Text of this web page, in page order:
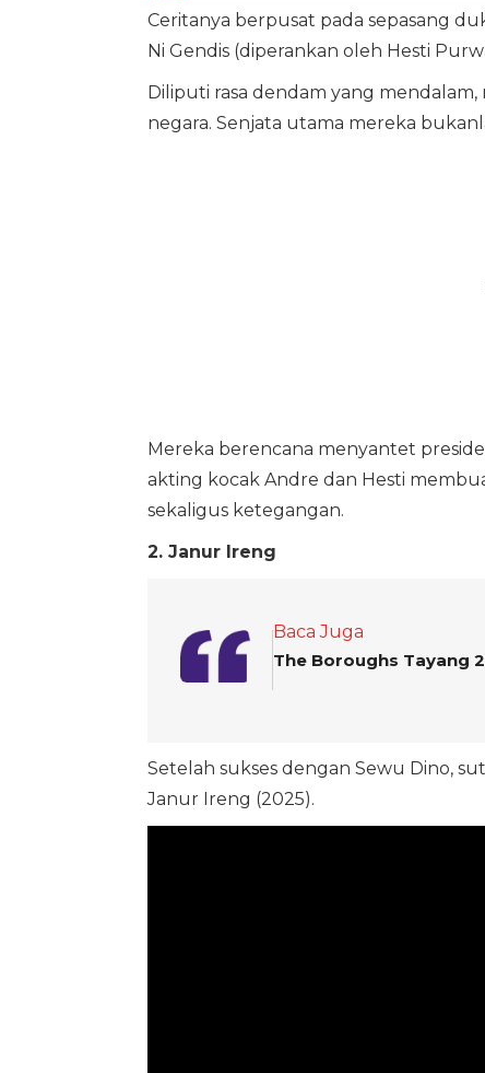
Ceritanya berpusat pada sepasang
Ni Gendis (diperankan oleh Hesti
Diliputi rasa dendam yang
negara. Senjata utama mereka
Mereka berencana menyantet
akting kocak Andre dan Hesti
sekaligus ketegangan.
2. Janur Ireng
Baca Juga
The Boroughs Tayang
Setelah sukses dengan Sewu Dino,
Janur Ireng (2025).